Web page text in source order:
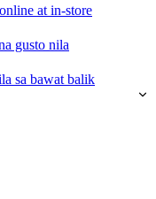
at in-store
gusto nila
sa bawat balik